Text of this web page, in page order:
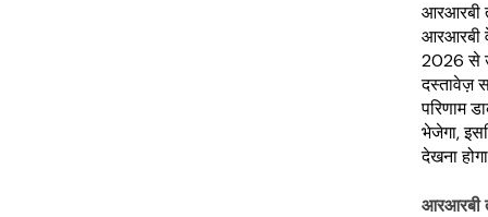
आरआरबी
आरआरबी
2026 से
दस्तावेज़
परिणाम
भेजेगा,
देखना
आरआरबी